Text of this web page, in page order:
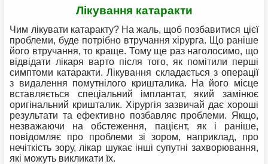
Лікування катаракти
Чим лікувати катаракту? На жаль, щоб позбавитися цієї
проблеми, буде потрібно втручання хірурга. Що раніше
його втручання, то краще. Тому ще раз наголосимо, що
відвідати лікаря варто після того, як помітили перші
симптоми катаракти. Лікування складається з операції
з видалення помутнілого кришталика. На його місце
вставляється спеціальний імплантат, який замінює
оригінальний кришталик. Хірургія зазвичай дає хороші
результати та ефективно позбавляє проблеми. Якщо,
незважаючи на обстеження, пацієнт, як і раніше,
повідомляє про проблеми зі зором, наприклад, про
нечіткість зору, лікар шукає інші супутні захворювання,
які можуть викликати їх.